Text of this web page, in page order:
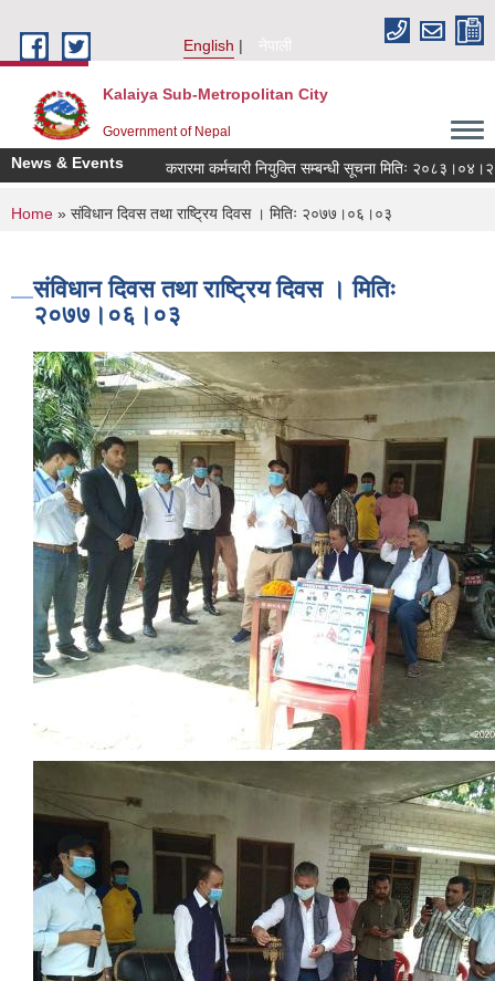
English
नेपाली
Kalaiya Sub-Metropolitan City
Government of Nepal
News & Events करारमा कर्मचारी नियुक्ति सम्बन्धी सूचना मितिः २०८३।०४।२१
You are here
Home » संविधान दिवस तथा राष्ट्रिय दिवस । मितिः २०७७।०६।०३
संविधान दिवस तथा राष्ट्रिय दिवस । मितिः
२०७७।०६।०३